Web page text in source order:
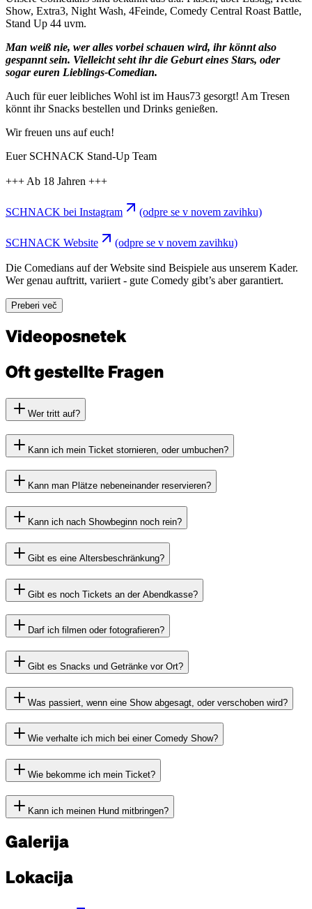
Show, Extra3, Night Wash, 4Feinde, Comedy Central Roast Battle,
Stand Up 44 uvm.
Man weiß nie, wer alles vorbei schauen wird, ihr könnt also
gespannt sein. Vielleicht seht ihr die Geburt eines Stars, oder
sogar euren Lieblings-Comedian.
Auch für euer leibliches Wohl ist im Haus73 gesorgt! Am Tresen
könnt ihr Snacks bestellen und Drinks genießen.
Wir freuen uns auf euch!
Euer SCHNACK Stand-Up Team
+++ Ab 18 Jahren +++
SCHNACK bei Instagram (odpre se v novem zavihku)
SCHNACK Website (odpre se v novem zavihku)
Die Comedians auf der Website sind Beispiele aus unserem Kader.
Wer genau auftritt, variiert - gute Comedy gibt’s aber garantiert.
Preberi več
Videoposnetek
Oft gestellte Fragen
Wer tritt auf?
Kann ich mein Ticket stornieren, oder umbuchen?
Kann man Plätze nebeneinander reservieren?
Kann ich nach Showbeginn noch rein?
Gibt es eine Altersbeschränkung?
Gibt es noch Tickets an der Abendkasse?
Darf ich filmen oder fotografieren?
Gibt es Snacks und Getränke vor Ort?
Was passiert, wenn eine Show abgesagt, oder verschoben wird?
Wie verhalte ich mich bei einer Comedy Show?
Wie bekomme ich mein Ticket?
Kann ich meinen Hund mitbringen?
Galerija
Lokacija